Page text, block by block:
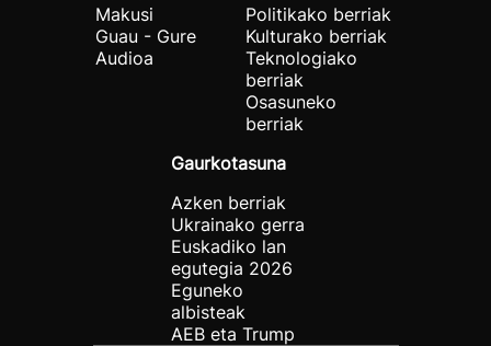
Makusi
Guau - Gure
Audioa
Politikako berriak
Kulturako berriak
Teknologiako
berriak
Osasuneko
berriak
Gaurkotasuna
Azken berriak
Ukrainako gerra
Euskadiko lan
egutegia 2026
Eguneko
albisteak
AEB eta Trump